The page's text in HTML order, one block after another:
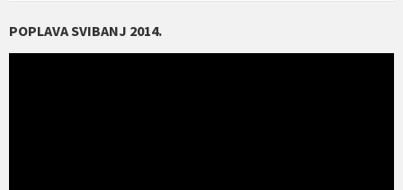
POPLAVA SVIBANJ 2014.